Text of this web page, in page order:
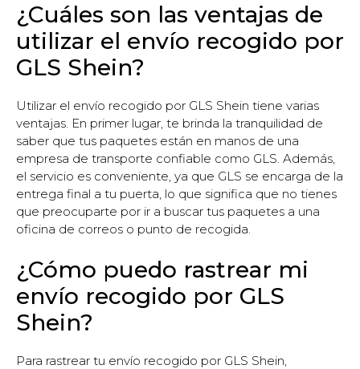
¿Cuáles son las ventajas de
utilizar el envío recogido por
GLS Shein?
Utilizar el envío recogido por GLS Shein tiene varias
ventajas. En primer lugar, te brinda la tranquilidad de
saber que tus paquetes están en manos de una
empresa de transporte confiable como GLS. Además,
el servicio es conveniente, ya que GLS se encarga de la
entrega final a tu puerta, lo que significa que no tienes
que preocuparte por ir a buscar tus paquetes a una
oficina de correos o punto de recogida.
¿Cómo puedo rastrear mi
envío recogido por GLS
Shein?
Para rastrear tu envío recogido por GLS Shein,